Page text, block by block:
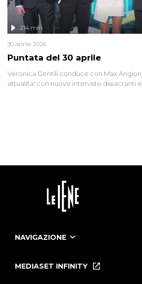
Puntata del 30 aprile
214 min
30 aprile 2026
Veronica Gentili conduce con Max
attualita' con nuove interviste dissacranti
NAVIGAZIONE
Le Iene Presentano Inside
MEDIASET INFINITY